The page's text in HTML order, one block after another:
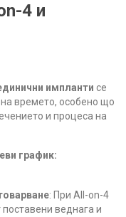
4 и
импланти се
времето, особено що
и процеса на
график:
: При All-on-4
веднага и